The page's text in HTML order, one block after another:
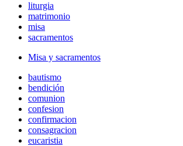
liturgia
matrimonio
misa
sacramentos
Misa y sacramentos
bautismo
bendición
comunion
confesion
confirmacion
consagracion
eucaristia